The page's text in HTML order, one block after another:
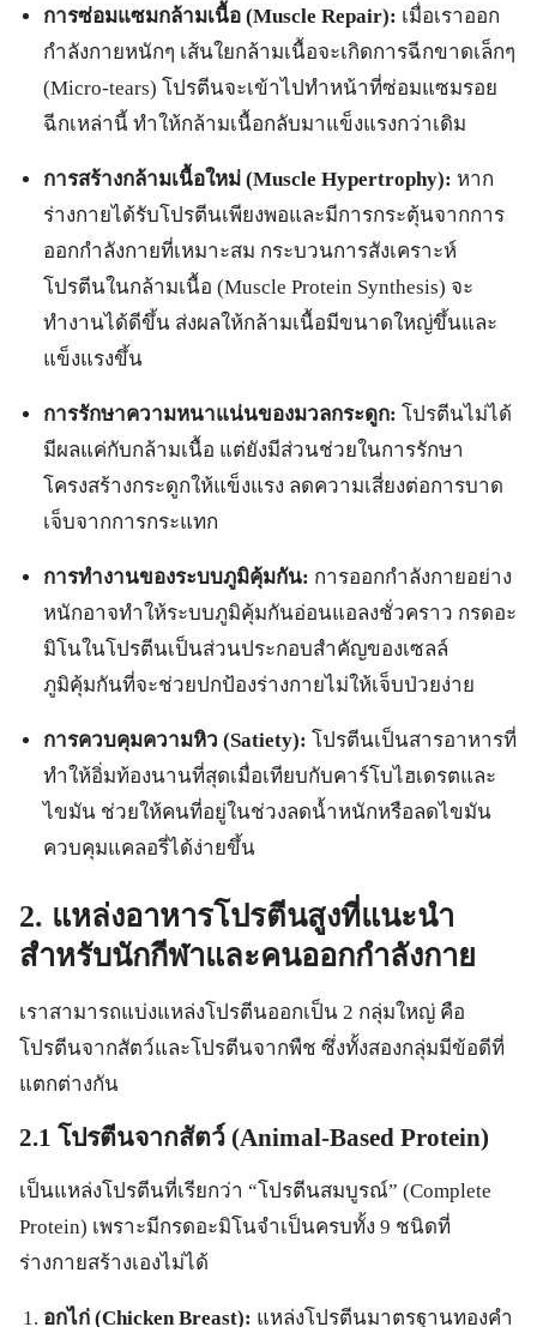
การซ่อมแซมกล้ามเนื้อ (Muscle Repair): เมื่อเราออก
กำลังกายหนักๆ เส้นใยกล้ามเนื้อจะเกิดการฉีกขาดเล็กๆ
(Micro-tears) โปรตีนจะเข้าไปทำหน้าที่ซ่อมแซมรอย
ฉีกเหล่านี้ ทำให้กล้ามเนื้อกลับมาแข็งแรงกว่าเดิม
การสร้างกล้ามเนื้อใหม่ (Muscle Hypertrophy): หาก
ร่างกายได้รับโปรตีนเพียงพอและมีการกระตุ้นจากการ
ออกกำลังกายที่เหมาะสม กระบวนการสังเคราะห์
โปรตีนในกล้ามเนื้อ (Muscle Protein Synthesis) จะ
ทำงานได้ดีขึ้น ส่งผลให้กล้ามเนื้อมีขนาดใหญ่ขึ้นและ
แข็งแรงขึ้น
การรักษาความหนาแน่นของมวลกระดูก: โปรตีนไม่ได้
มีผลแค่กับกล้ามเนื้อ แต่ยังมีส่วนช่วยในการรักษา
โครงสร้างกระดูกให้แข็งแรง ลดความเสี่ยงต่อการบาด
เจ็บจากการกระแทก
การทำงานของระบบภูมิคุ้มกัน: การออกกำลังกายอย่าง
หนักอาจทำให้ระบบภูมิคุ้มกันอ่อนแอลงชั่วคราว กรดอะ
มิโนในโปรตีนเป็นส่วนประกอบสำคัญของเซลล์
ภูมิคุ้มกันที่จะช่วยปกป้องร่างกายไม่ให้เจ็บป่วยง่าย
การควบคุมความหิว (Satiety): โปรตีนเป็นสารอาหารที่
ทำให้อิ่มท้องนานที่สุดเมื่อเทียบกับคาร์โบไฮเดรตและ
ไขมัน ช่วยให้คนที่อยู่ในช่วงลดน้ำหนักหรือลดไขมัน
ควบคุมแคลอรี่ได้ง่ายขึ้น
2. แหล่งอาหารโปรตีนสูงที่แนะนำ
สำหรับนักกีฬาและคนออกกำลังกาย
เราสามารถแบ่งแหล่งโปรตีนออกเป็น 2 กลุ่มใหญ่ คือ
โปรตีนจากสัตว์และโปรตีนจากพืช ซึ่งทั้งสองกลุ่มมีข้อดีที่
แตกต่างกัน
2.1 โปรตีนจากสัตว์ (Animal-Based Protein)
เป็นแหล่งโปรตีนที่เรียกว่า “โปรตีนสมบูรณ์” (Complete
Protein) เพราะมีกรดอะมิโนจำเป็นครบทั้ง 9 ชนิดที่
ร่างกายสร้างเองไม่ได้
อกไก่ (Chicken Breast): แหล่งโปรตีนมาตรฐานทองคำ